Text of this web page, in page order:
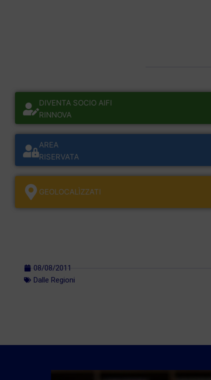
DIVENTA SOCIO AIFI
RINNOVA
AREA
RISERVATA
GEOLOCALÌZZATI
08/08/2011
Dalle Regioni